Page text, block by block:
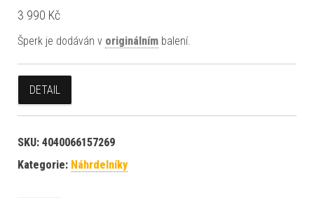
3 990 Kč
Šperk je dodáván v originálním balení.
DETAIL
SKU: 4040066157269
Kategorie: Náhrdelníky